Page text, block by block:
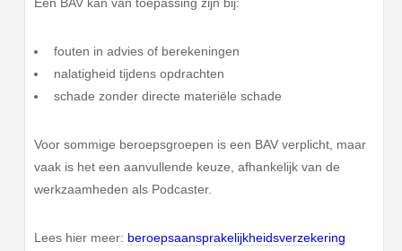
Een BAV kan van toepassing zijn bij:
fouten in advies of berekeningen
nalatigheid tijdens opdrachten
schade zonder directe materiële schade
Voor sommige beroepsgroepen is een BAV verplicht, maar
vaak is het een aanvullende keuze, afhankelijk van de
werkzaamheden als Podcaster.
Lees hier meer: beroepsaansprakelijkheidsverzekering